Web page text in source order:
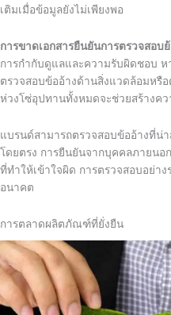
เติมเมื่อข้อมูลยังไม่เพียงพอ
การขาดเอกสารยืนยันการตรวจสอบ
การกำกับดูแลและความรับผิดชอบ
ตรวจสอบข้ออ้างด้านสิ่งแวดล้อมหรื
ห่วงโซ่อุปทานทั้งหมดจะช่วยสร้างค
แบรนด์สามารถตรวจสอบข้ออ้างที่น่
โดยตรง การยืนยันจากบุคคลภายน
ที่ทำให้เข้าใจผิด การตรวจสอบอย่า
อนาคต
การตลาดผลิตภัณฑ์ที่ยั่งยืน